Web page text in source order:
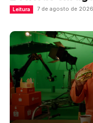
Leitura 7 de agosto de 2026